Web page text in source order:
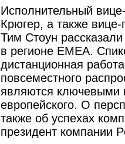
Исполнительный
Крюгер, а также вице-
Тим Стоун
в регионе EMEA.
дистанционная
повсеместного
являются ключевыми
европейского. О
также об успехах
президент компании